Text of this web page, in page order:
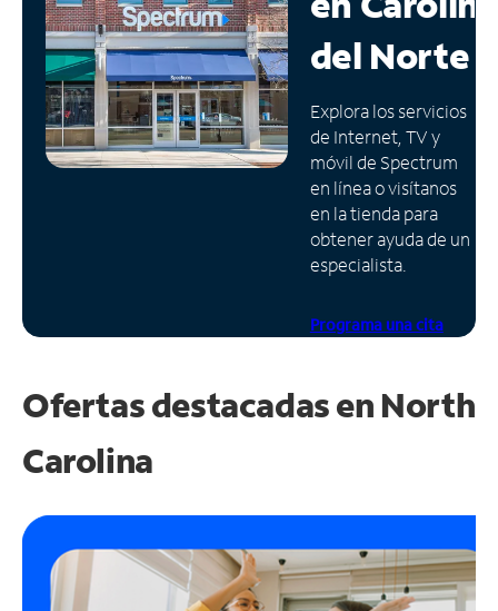
Administrar
cuenta
Encuentra
una
tienda
del Norte
Explora los servicios
de Internet, TV y
móvil de Spectrum
en línea o visítanos
en la tienda para
obtener ayuda de un
especialista.
Programa una cita
Ofertas destacadas en North
Carolina